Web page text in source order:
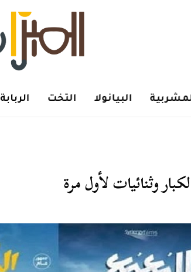
البيانولا التخت الربابة